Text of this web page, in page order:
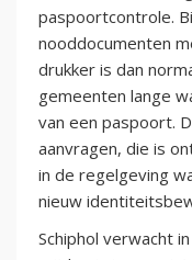
paspoortcontrole.
nooddocumenten
drukker is dan
gemeenten lange
van een paspoort.
aanvragen, die is
in de regelgeving
nieuw
Schiphol verwacht